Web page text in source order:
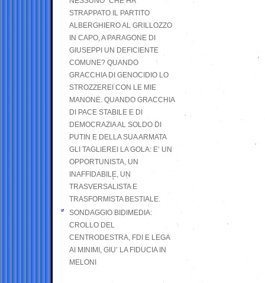
STRAPPATO IL PARTITO
ALBERGHIERO AL GRILLOZZO
IN CAPO, A PARAGONE DI
GIUSEPPI UN DEFICIENTE
COMUNE? QUANDO
GRACCHIA DI GENOCIDIO LO
STROZZEREI CON LE MIE
MANONE. QUANDO GRACCHIA
DI PACE STABILE E DI
DEMOCRAZIA AL SOLDO DI
PUTIN E DELLA SUA ARMATA
GLI TAGLIEREI LA GOLA: E’ UN
OPPORTUNISTA, UN
INAFFIDABILE, UN
TRASVERSALISTA E
TRASFORMISTA BESTIALE.
SONDAGGIO BIDIMEDIA:
CROLLO DEL
CENTRODESTRA, FDI E LEGA
AI MINIMI, GIU’ LA FIDUCIA IN
MELONI